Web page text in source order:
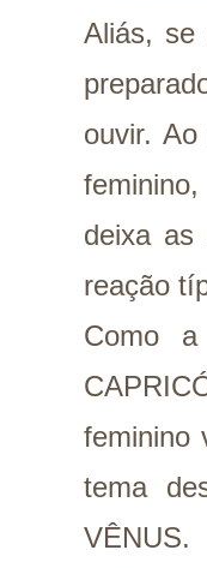
Aliás, se
ouvir.
deixa as
reação
Como
feminino
tema